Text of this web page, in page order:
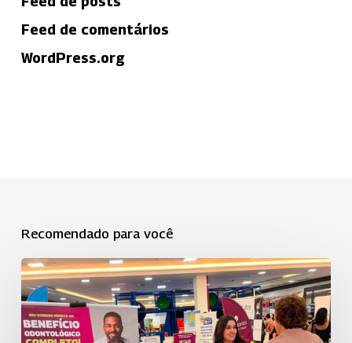
Feed de comentários
WordPress.org
Recomendado para você
Uniodonto
de
São
José